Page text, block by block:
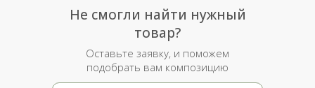
Не смогли найти нужный
товар?
Оставьте заявку, и поможем
подобрать вам композицию